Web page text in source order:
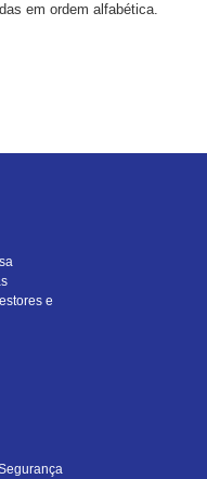
em ordem alfabética.
e